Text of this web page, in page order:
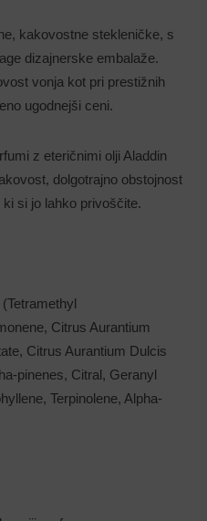
kakovostne stekleničke, s
dizajnerske embalaže.
vonja kot pri prestižnih
ugodnejši ceni.
z eteričnimi olji Aladdin
dolgotrajno obstojnost
si jo lahko privoščite.
Citrus Aurantium
Citrus Aurantium Dulcis
pinenes, Citral, Geranyl
Terpinolene, Alpha-